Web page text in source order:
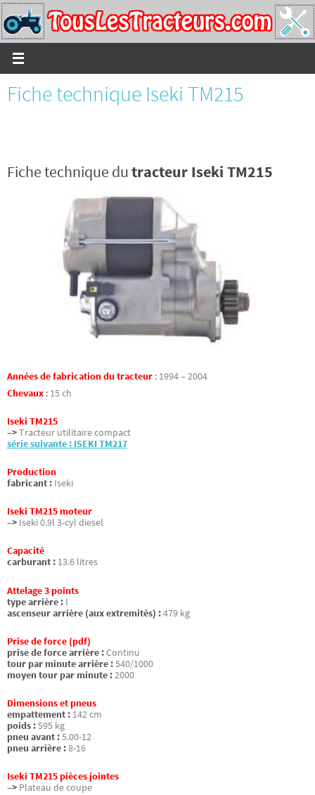
Passer
vers
le
contenu
Fiche technique Iseki TM215
Fiche technique dutracteur Iseki TM215
Années de fabrication du tracteur : 1994 – 2004
Chevaux : 15 ch
Iseki TM215
–>Tracteur utilitaire compact
série suivante : ISEKI TM217
Production
fabricant : Iseki
Iseki TM215 moteur
–> Iseki 0.9l 3-cyl diesel
Capacité
carburant : 13.6 litres
Attelage 3 points
type arrière : I
ascenseur arrière (aux extremités) :479 kg
Prise de force (pdf)
prise de force arrière :Continu
tour par minute arrière :540/1000
moyen tour par minute :2000
Dimensions et pneus
empattement : 142 cm
poids :595 kg
pneu avant :5.00-12
pneu arrière :8-16
Iseki TM215 pièces jointes
–> Plateau de coupe